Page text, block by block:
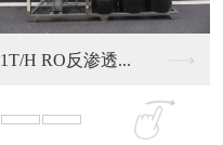
9T/H RO反渗透...